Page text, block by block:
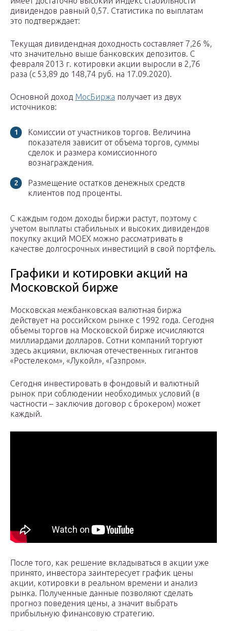
дивидендов равный 0,57. Статистика по выплатам
это подтверждает:
Текущая дивидендная доходность составляет 7,26 %,
что значительно выше банковских депозитов. С
февраля 2013 г. котировки акции выросли в 2,76
раза (с 53,89 до 148,74 руб. на 17.09.2020).
Основной доход МосБиржа получает из двух
источников:
Комиссии от участников торгов. Величина
показателя зависит от объема торгов, суммы
сделок и размера комиссионного
вознаграждения.
Размещение остатков денежных средств
клиентов под проценты.
С каждым годом доходы биржи растут, поэтому с
учетом выплаты стабильных и высоких дивидендов
покупку акций MOEX можно рассматривать в
качестве долгосрочных инвестиций в свой портфель.
Графики и котировки акций на
Московской бирже
Московская межбанковская валютная биржа
действует на российском рынке с 1992 года. Сегодня
объемы торгов на Московской бирже исчисляются
миллиардами долларов. Сотни компаний торгуют
здесь акциями, включая отечественных гигантов
«Ростелеком», «Лукойл», «Газпром».
Сегодня инвестировать в фондовый и валютный
рынок при соблюдении необходимых условий (в
частности – заключив договор с брокером) может
каждый.
После того, как решение вкладываться в акции уже
принято, инвестора заинтересует график цены
акции, котировки в реальном времени и анализ
рынка. Полученные данные позволяют сделать
прогноз поведения цены, а значит выбрать
прибыльную финансовую стратегию.